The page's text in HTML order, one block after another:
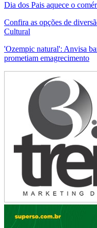
Dia dos Pais aquece o
Confira as opções de
Cultural
'Ozempic natural': Anvisa
prometiam emagrecimento